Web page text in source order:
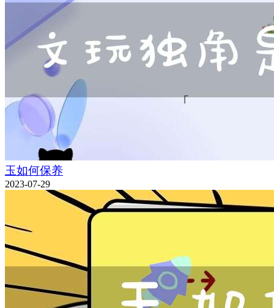
玉如何保养
2023-07-29